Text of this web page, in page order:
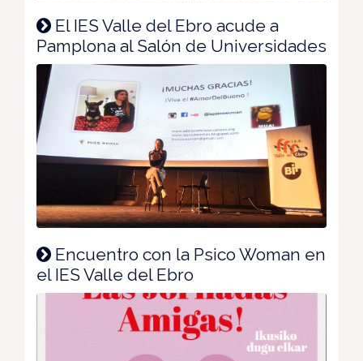
El IES Valle del Ebro acude a
Pamplona al Salón de Universidades
Encuentro con la Psico Woman en
el IES Valle del Ebro